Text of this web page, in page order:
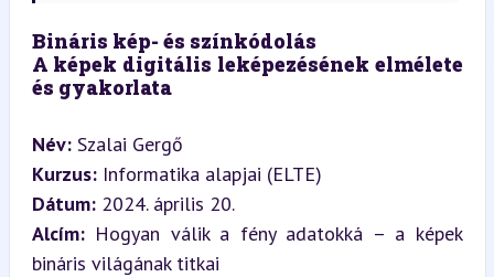
Bináris kép- és színkódolás
A képek digitális leképezésének elmélete
és gyakorlata
Név:
Kurzus:
Dátum:
Alcím: Hogyan válik a fény adatokká – a képek
bináris világának titkai